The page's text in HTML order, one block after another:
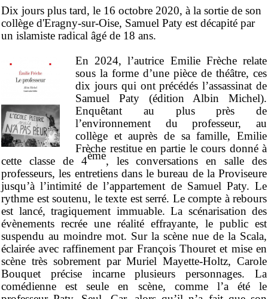
Dix jours plus tard, le 16 octobre 2020, à la sortie de son
collège d'Eragny-sur-Oise, Samuel Paty est décapité par
un islamiste radical âgé de 18 ans.
En 2024, l’autrice Emilie Frèche relate
sous la forme d’une pièce de théâtre, ces
dix jours qui ont précédés l’assassinat de
Samuel Paty (édition Albin Michel).
Enquêtant au plus près de
l’environnement du professeur, au
collège et auprès de sa famille, Emilie
Frèche restitue en partie le cours donné à
cette classe de 4ème, les conversations en salle des
professeurs, les entretiens dans le bureau de la Proviseure
jusqu’à l’intimité de l’appartement de Samuel Paty. Le
rythme est soutenu, le texte est serré. Le compte à rebours
est lancé, tragiquement immuable. La scénarisation des
évènements recrée une réalité effrayante, le public est
suspendu au moindre mot. Sur la scène nue de la Scala,
éclairée avec raffinement par François Thouret et mise en
scène très sobrement par Muriel Mayette-Holtz, Carole
Bouquet précise incarne plusieurs personnages. La
comédienne est seule en scène, comme l’a été le